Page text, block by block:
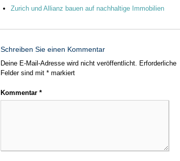
Zurich und Allianz bauen auf nachhaltige Immobilien
Schreiben Sie einen Kommentar
Deine E-Mail-Adresse wird nicht veröffentlicht. Erforderliche
Felder sind mit * markiert
Kommentar *